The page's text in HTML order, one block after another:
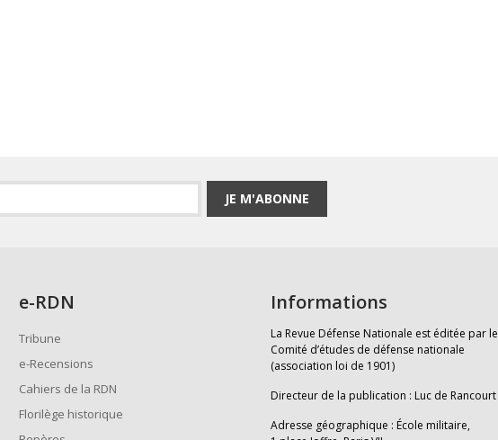
JE M'ABONNE
e-RDN
Tribune
e-Recensions
Cahiers de la RDN
Florilège historique
Informations
La Revue Défense Nationale est éditée par le
Comité d’études de défense nationale
(association loi de 1901)
Directeur de la publication : Luc de Rancourt
Adresse géographique : École militaire,